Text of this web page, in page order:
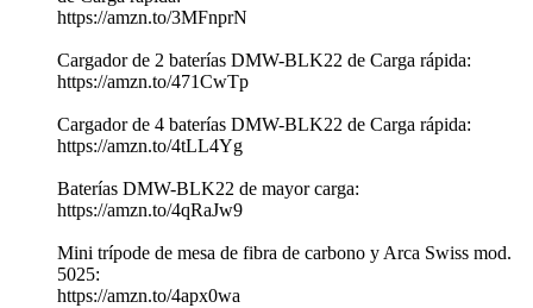
https://amzn.to/3MFnprN
Cargador de 2 baterías DMW-BLK22 de Carga rápida:
https://amzn.to/471CwTp
Cargador de 4 baterías DMW-BLK22 de Carga rápida:
https://amzn.to/4tLL4Yg
Baterías DMW-BLK22 de mayor carga:
https://amzn.to/4qRaJw9
Mini trípode de mesa de fibra de carbono y Arca Swiss mod.
5025:
https://amzn.to/4apx0wa